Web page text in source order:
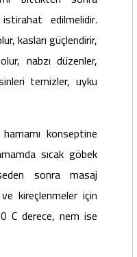
edilmelidir.
kasları güçlendirir,
nabzı düzenler,
temizler, uyku
konseptine
sıcak göbek
sonra masaj
kireçlenmeler için
C derece, nem ise